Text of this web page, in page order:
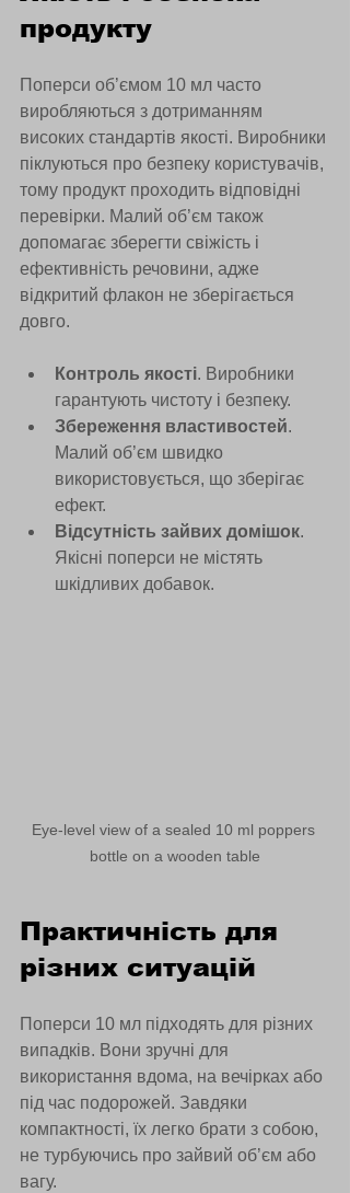
продукту
Поперси об’ємом 10 мл часто
виробляються з дотриманням
високих стандартів якості. Виробники
піклуються про безпеку користувачів,
тому продукт проходить відповідні
перевірки. Малий об’єм також
допомагає зберегти свіжість і
ефективність речовини, адже
відкритий флакон не зберігається
довго.
Контроль якості. Виробники
гарантують чистоту і безпеку.
Збереження властивостей.
Малий об’єм швидко
використовується, що зберігає
ефект.
Відсутність зайвих домішок.
Якісні поперси не містять
шкідливих добавок.
Eye-level view of a sealed 10 ml poppers
bottle on a wooden table
Практичність для
різних ситуацій
Поперси 10 мл підходять для різних
випадків. Вони зручні для
використання вдома, на вечірках або
під час подорожей. Завдяки
компактності, їх легко брати з собою,
не турбуючись про зайвий об’єм або
вагу.